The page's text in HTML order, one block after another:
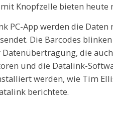
Knopfzelle bieten heute
PC-App werden die
Die Barcodes
Datenübertragung, die
und die Datalink-
werden, wie Tim
berichtete.